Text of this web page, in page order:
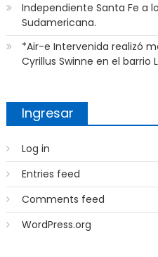
Independiente Santa Fe a
Sudamericana.
*Air-e Intervenida realizó
Cyrillus Swinne en el barrio
Ingresar
Log in
Entries feed
Comments feed
WordPress.org